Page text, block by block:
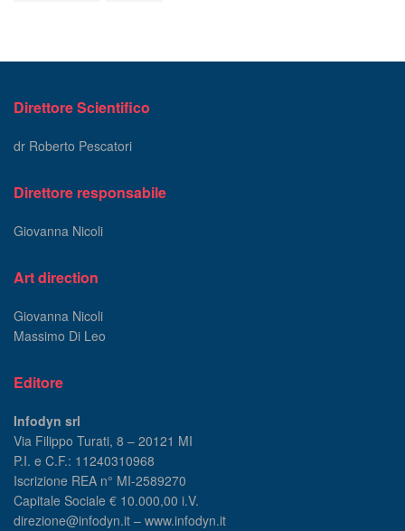
Direttore Scientifico
dr Roberto Pescatori
Direttore responsabile
Giovanna Nicoli
Art direction
Giovanna Nicoli
Massimo Di Leo
Editore
Infodyn srl
Via Filippo Turati, 8 – 20121 MI
P.I. e C.F.: 11240310968
Iscrizione REA n° MI-2589270
Capitale Sociale € 10.000,00 i.V.
direzione@infodyn.it – www.infodyn.it